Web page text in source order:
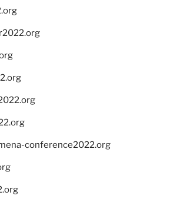
conference2022.org